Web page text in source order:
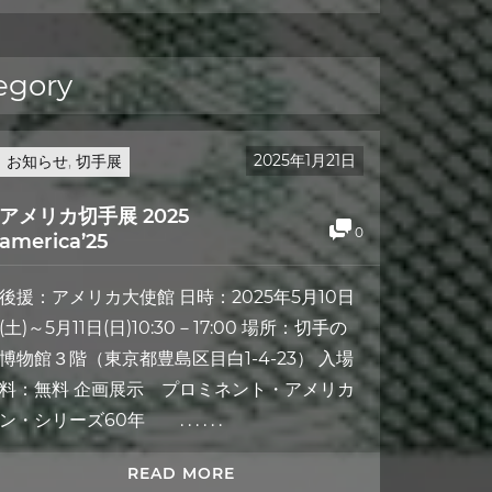
お知らせ, 切手展 2025年1月21日
アメリカ切手展 2025
america’25
0
後援：アメリカ大使館 日時：2025年5月10日
(土)～5月11日(日)10:30－17:00 場所：切手の
博物館３階（東京都豊島区目白1-4-23） 入場
料：無料 企画展示 プロミネント・アメリカ
ン・シリーズ60年 . . . . . .
READ MORE